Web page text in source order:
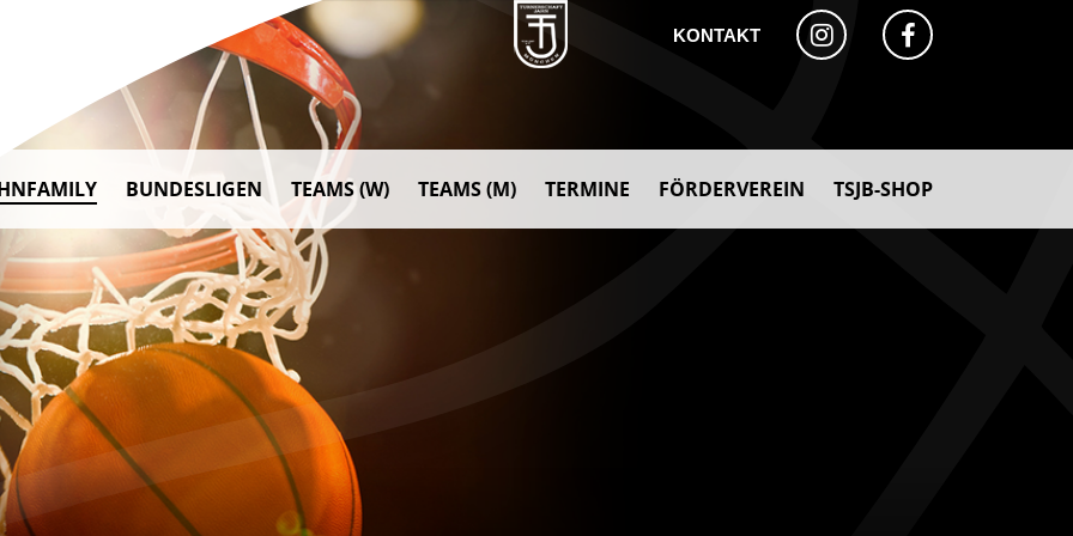
KONTAKT
BUNDESLIGEN TEAMS (W) TEAMS (M) TERMINE FÖRDERVEREIN TSJB-SHOP